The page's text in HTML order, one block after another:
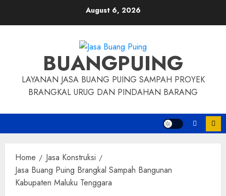
August 6, 2026
BUANGPUING
LAYANAN JASA BUANG PUING SAMPAH PROYEK
BRANGKAL URUG DAN PINDAHAN BARANG
Home
Jasa Konstruksi
Jasa Buang Puing Brangkal Sampah Bangunan
Kabupaten Maluku Tenggara